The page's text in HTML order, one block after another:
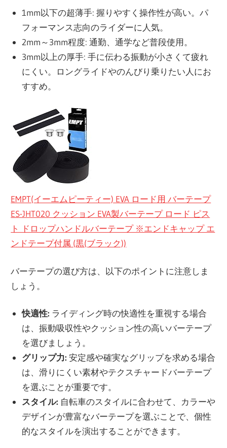
1mm以下の超薄手: 握りやすく操作性が高い。パ
フォーマンス志向のライダーに人気。
2mm～3mm程度: 通勤、通学など普段使用。
3mm以上の厚手: 手に伝わる振動が小さくて疲れ
にくい。ロングライドやのんびり乗りたい人にお
すすめ。
EMPT(イーエムピーティー) EVA ロード用 バーテープ
ES-JHT020 クッション EVA製バーテープ ロード ピス
ト ドロップハンドルバーテープ ※エンドキャップ エ
ンドテープ付属 (黒(ブラック))
バーテープの選び方は、以下のポイントに注意しま
しょう。
快適性: ライディング時の快適性を重視する場合
は、振動吸収性やクッション性の高いバーテープ
を選びましょう。
グリップ力: 安定感や確実なグリップを求める場合
は、滑りにくい素材やテクスチャードバーテープ
を選ぶことが重要です。
スタイル: 自転車のスタイルに合わせて、カラーや
デザインが豊富なバーテープを選ぶことで、個性
的なスタイルを演出することができます。